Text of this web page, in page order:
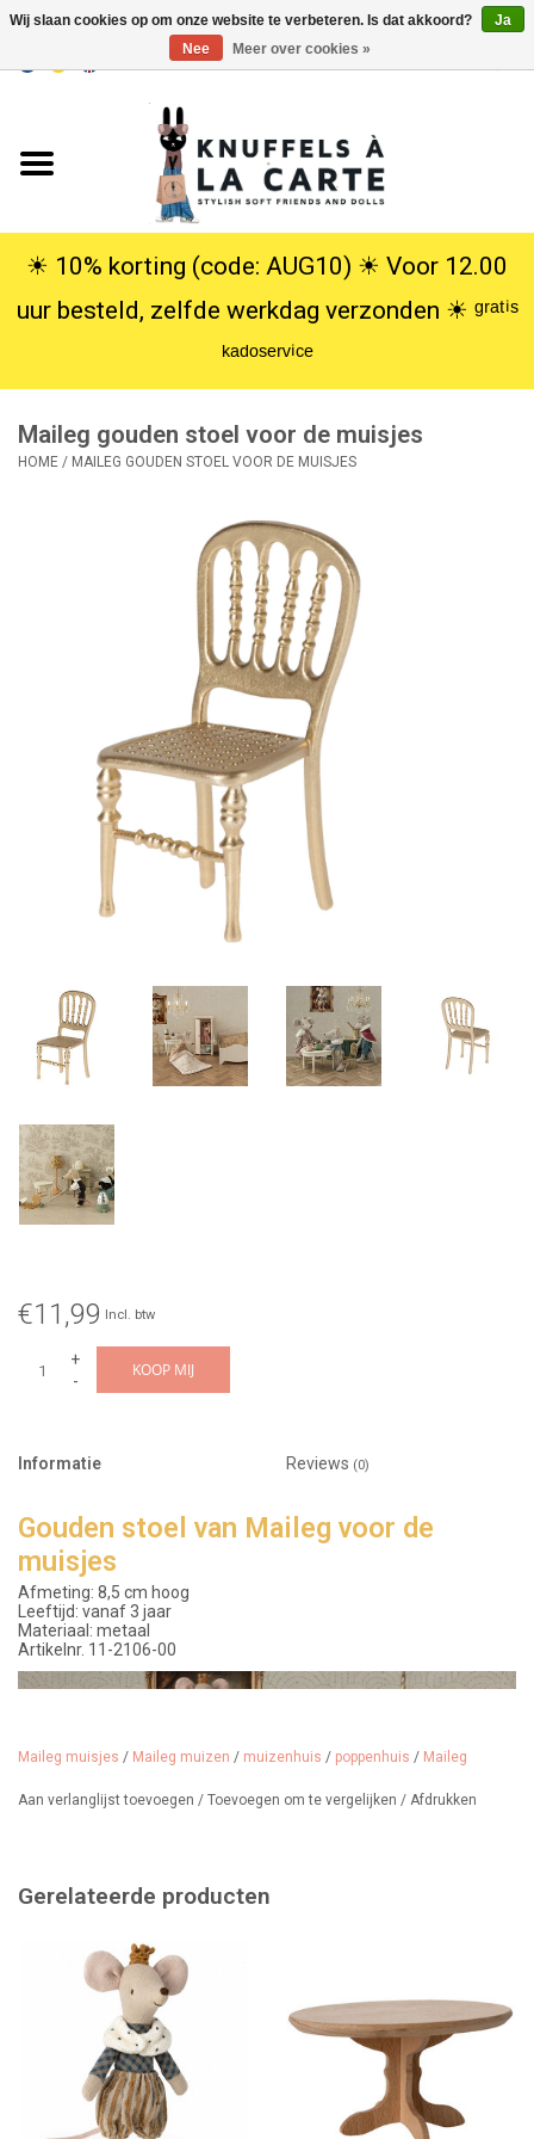
USD
Knuffels
Poppen
SALE
Cadeauservice
☀︎ 10% korting (code: AUG10) ☀︎ Voor 12.00
uur besteld, zelfde werkdag verzonden ☀︎ ᵍʳᵃᵗⁱˢ
ᵏᵃᵈᵒˢᵉʳᵛⁱᶜᵉ
Maileg gouden stoel voor de muisjes
HOME / MAILEG GOUDEN STOEL VOOR DE MUISJES
€11,99 Incl. btw
+
-
KOOP MIJ
Informatie Reviews (0)
Gouden stoel van Maileg voor de
muisjes
Afmeting: 8,5 cm hoog
Leeftijd: vanaf 3 jaar
Materiaal: metaal
Artikelnr. 11-2106-00
Maileg muisjes / Maileg muizen / muizenhuis / poppenhuis / Maileg
Aan verlanglijst toevoegen / Toevoegen om te vergelijken / Afdrukken
Gerelateerde producten
Wij slaan cookies op om onze website te verbeteren. Is dat akkoord?
Ja
Nee
Meer over cookies »